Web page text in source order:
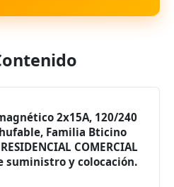
2x15A, 120/240
Familia Bticino
COMERCIAL
suministro y colocación.